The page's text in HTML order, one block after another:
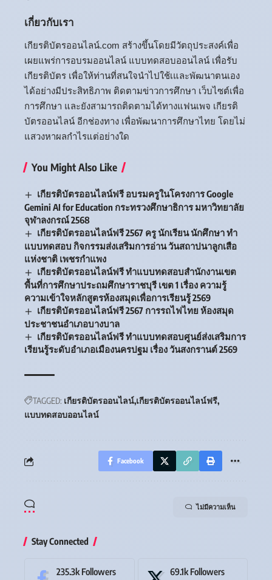
เกี่ยวกับเรา
เกียรติบัตรออนไลน์.com สร้างขึ้นโดยมีวัตถุประสงค์เพื่อ
เผยแพร่การอบรมออนไลน์ แบบทดสอบออนไลน์ เพื่อรับ
เกียรติบัตร เพื่อให้ท่านที่สนใจนำไปใช้เและพัฒนาตนเอง
ได้อย่างมีประสิทธิภาพ ติดตามข่าวการศึกษา เว็บไซต์เพื่อ
การศึกษา และยังสามารถติดตามได้ทางแฟนเพจ เกียรติ
บัตรออนไลน์ อีกช่องทาง เพื่อพัฒนาการศึกษาไทย โดยไม่
แสวงหาผลกำไรแต่อย่างใด
You Might Also Like
เกียรติบัตรออนไลน์ฟรี อบรมครูในโครงการ Google
Gemini AI for Education กระทรวงศึกษาธิการ มหาวิทยาลัย
จุฬาลงกรณ์ 2568
เกียรติบัตรออนไลน์ฟรี 2567 ครู นักเรียน นักศึกษา ทำ
แบบทดสอบ กิจกรรมส่งเสริมการอ่าน วันสถาปนาลูกเสือ
แห่งชาติ เพชรกำแพง
เกียรติบัตรออนไลน์ฟรี ทำแบบทดสอบสำนักงานเขต
พื้นที่การศึกษาประถมศึกษาราชบุรี เขต 1 เรื่อง ความรู้
ความเข้าใจหลักสูตรห้องสมุดเพื่อการเรียนรู้ 2569
เกียรติบัตรออนไลน์ฟรี 2567 การรถไฟไทย ห้องสมุด
ประชาชนอำเภอบางบาล
เกียรติบัตรออนไลน์ฟรี ทำแบบทดสอบศูนย์ส่งเสริมการ
เรียนรู้ระดับอำเภอเมืองนครปฐม เรื่อง วันสงกรานต์ 2569
TAGGED: เกียรติบัตรออนไลน์ เกียรติบัตรออนไลน์ฟรี
แบบทดสอบออนไลน์
Facebook
ไม่มีความเห็น
Stay Connected
235.3k Followers 69.1k Followers